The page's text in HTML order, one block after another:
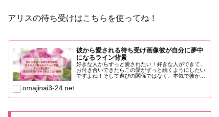
アリスの待ち受けはこちらを使ってね！
彼から愛される待ち受け画像彼が自分に夢中
になるライン背景
好きな人からずっと愛されたい！好きな人ができて、
お付き合いできたらこの愛がずっと続くようにしたい
ですよね！そして遊びの関係ではなく、本気で彼から
omajinai3-24.net